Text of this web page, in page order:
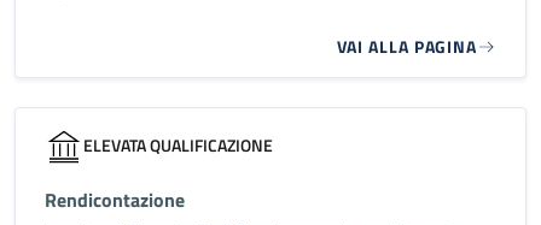
VAI ALLA PAGINA
ELEVATA QUALIFICAZIONE
Rendicontazione